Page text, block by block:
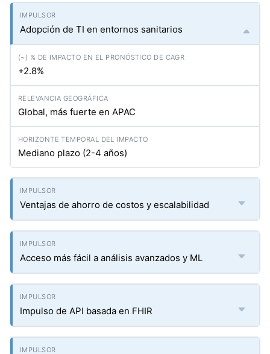
Adopción de TI en entornos sanitarios
+2.8%
Global, más fuerte en APAC
Mediano plazo (2-4 años)
Ventajas de ahorro de costos y escalabilidad
Acceso más fácil a análisis avanzados y ML
Impulso de API basada en FHIR